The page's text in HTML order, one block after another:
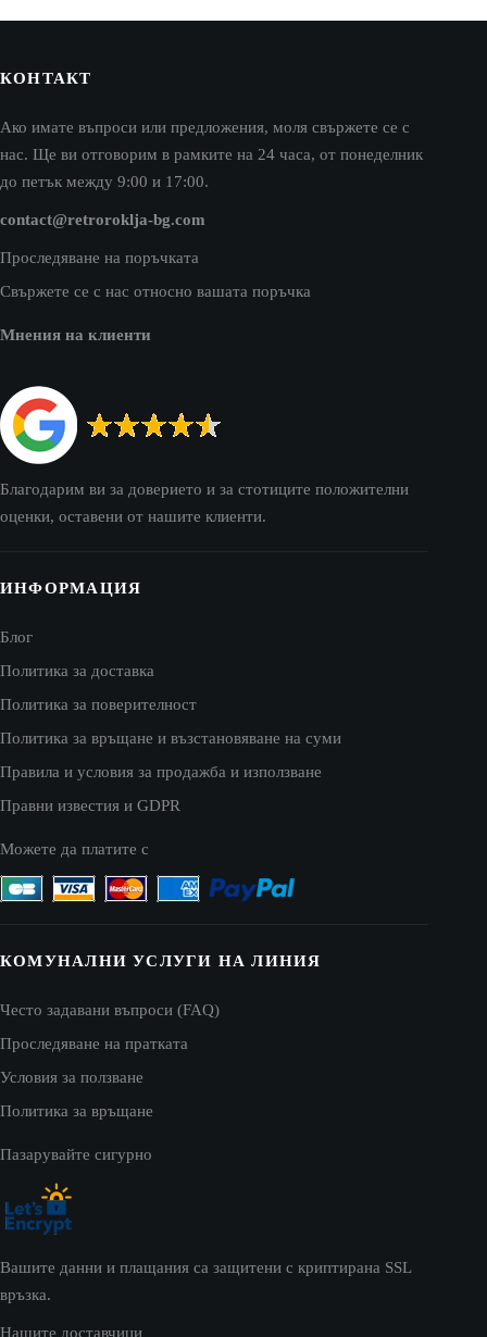
КОНТАКТ
Ако имате въпроси или предложения, моля свържете се с
нас. Ще ви отговорим в рамките на 24 часа, от понеделник
до петък между 9:00 и 17:00.
contact@retroroklja-bg.com
Проследяване на поръчката
Свържете се с нас относно вашата поръчка
Мнения на клиенти
Благодарим ви за доверието и за стотиците положителни
оценки, оставени от нашите клиенти.
ИНФОРМАЦИЯ
Блог
Политика за доставка
Политика за поверителност
Политика за връщане и възстановяване на суми
Правила и условия за продажба и използване
Правни известия и GDPR
Можете да платите с
КОМУНАЛНИ УСЛУГИ НА ЛИНИЯ
Често задавани въпроси (FAQ)
Проследяване на пратката
Условия за ползване
Политика за връщане
Пазарувайте сигурно
Вашите данни и плащания са защитени с криптирана SSL
връзка.
Нашите доставчици